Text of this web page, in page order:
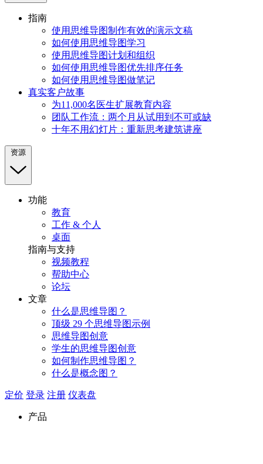
指南
使用思维导图制作有效的演示文稿
如何使用思维导图学习
使用思维导图计划和组织
如何使用思维导图优先排序任务
如何使用思维导图做笔记
真实客户故事
为11,000名医生扩展教育内容
团队工作流：两个月从试用到不可或缺
十年不用幻灯片：重新思考建筑讲座
资源
功能
教育
工作 & 个人
桌面
指南与支持
视频教程
帮助中心
论坛
文章
什么是思维导图？
顶级 29 个思维导图示例
思维导图创意
学生的思维导图创意
如何制作思维导图？
什么是概念图？
定价 登录 注册 仪表盘
产品